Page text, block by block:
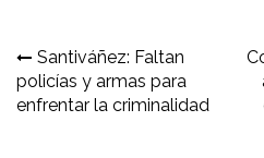
Navegación
de
Santiváñez: Faltan
policías y armas para
enfrentar la criminalidad